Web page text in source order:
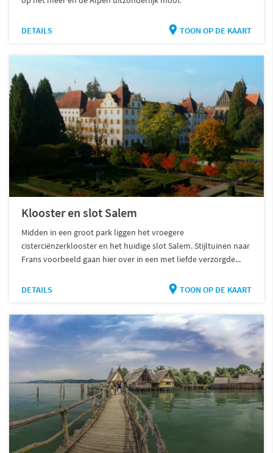
DETAILS TOON OP DE KAART
Klooster en slot Salem
Midden in een groot park liggen het vroegere
cisterciënzerklooster en het huidige slot Salem. Stijltuinen naar
Frans voorbeeld gaan hier over in een met liefde verzorgde...
DETAILS TOON OP DE KAART